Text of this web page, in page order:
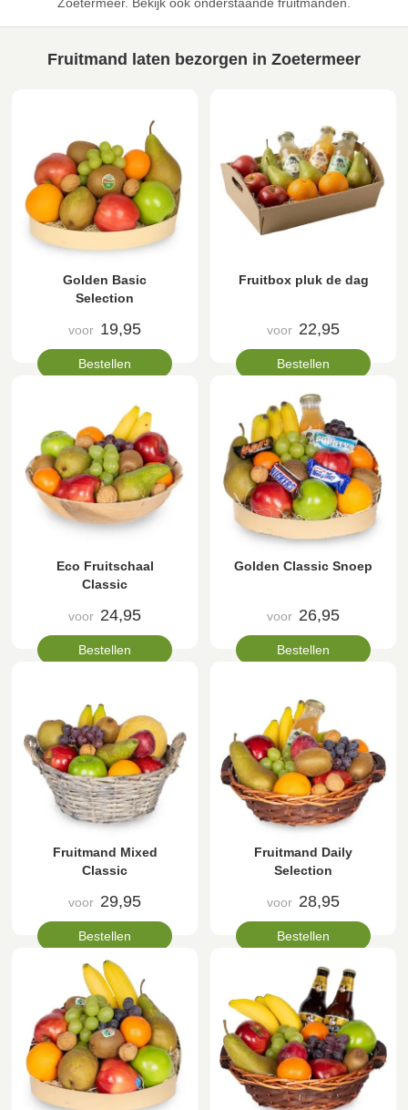
Zoetermeer. Bekijk ook onderstaande fruitmanden.
Fruitmand laten bezorgen in Zoetermeer
Golden Basic
Selection
voor 19,95
Bestellen
Fruitbox pluk de dag
voor 22,95
Bestellen
Eco Fruitschaal
Classic
voor 24,95
Bestellen
Golden Classic Snoep
voor 26,95
Bestellen
Fruitmand Mixed
Classic
voor 29,95
Bestellen
Fruitmand Daily
Selection
voor 28,95
Bestellen